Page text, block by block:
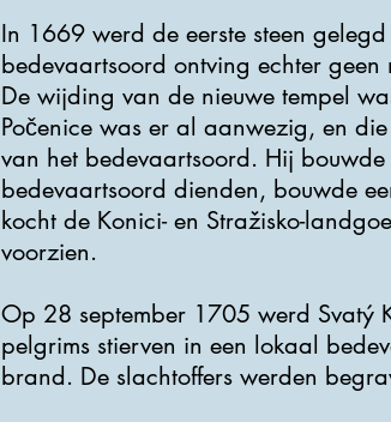
In 1669 werd de eerste steen
bedevaartsoord ontving echter
De wijding van de nieuwe tempel
Počenice was er al aanwezig, en
van het bedevaartsoord. Hij
bedevaartsoord dienden, bouwde
kocht de Konici- en Stražisko-
voorzien.
Op 28 september 1705 werd Svatý
pelgrims stierven in een lokaal
brand. De slachtoffers werden